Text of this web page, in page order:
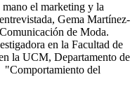
el marketing y la
Gema Martínez-
de Moda.
en la Facultad de
la UCM, Departamento de
"Comportamiento del